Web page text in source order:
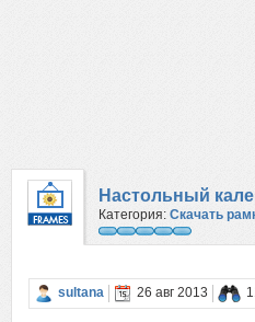
Настольный
Категория: Скачать
sultana 26 авг 2013